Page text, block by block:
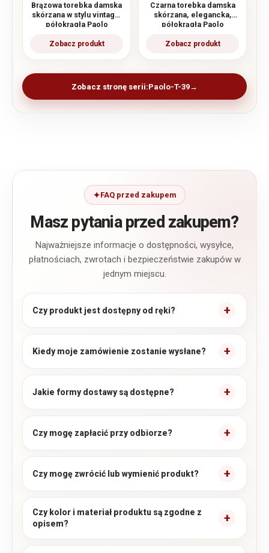
Brązowa torebka damska
skórzana w stylu vintage,
półokrągła Paolo
Czarna torebka damska
skórzana, elegancka,
półokrągła Paolo
Zobacz stronę serii:Paolo-T-39
FAQ przed zakupem
Masz pytania przed zakupem?
Najważniejsze informacje o dostępności, wysyłce,
płatnościach, zwrotach i bezpieczeństwie zakupów w
jednym miejscu.
Czy produkt jest dostępny od ręki?
Kiedy moje zamówienie zostanie wysłane?
Jakie formy dostawy są dostępne?
Czy mogę zapłacić przy odbiorze?
Czy mogę zwrócić lub wymienić produkt?
Czy kolor i materiał produktu są zgodne z
opisem?